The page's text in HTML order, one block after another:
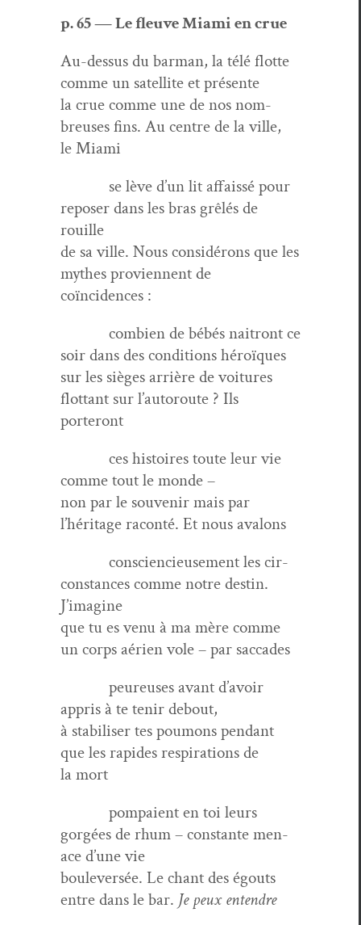
p. 65 — Le fleuve Mia­mi en crue
Au-dessus du bar­man, la télé flotte
comme un satel­lite et présente
la crue comme une de nos nom­
breuses fins. Au cen­tre de la ville,
le Miami
se lève d’un lit affais­sé pour
repos­er dans les bras grêlés de
rouille
de sa ville. Nous con­sid­érons que les
mythes provi­en­nent de
coïncidences :
com­bi­en de bébés naitront ce
soir dans des con­di­tions héroïques
sur les sièges arrière de voitures
flot­tant sur l’autoroute ? Ils
porteront
ces his­toires toute leur vie
comme tout le monde –
non par le sou­venir mais par
l’héritage racon­té. Et nous avalons
con­scien­cieuse­ment les cir­
con­stances comme notre des­tin.
J’imagine
que tu es venu à ma mère comme
un corps aérien vole – par saccades
peureuses avant d’avoir
appris à te tenir debout,
à sta­bilis­er tes poumons pen­dant
que les rapi­des res­pi­ra­tions de
la mort
pom­paient en toi leurs
gorgées de rhum – con­stante men­
ace d’une vie
boulever­sée. Le chant des égouts
entre dans le bar. Je peux entendre